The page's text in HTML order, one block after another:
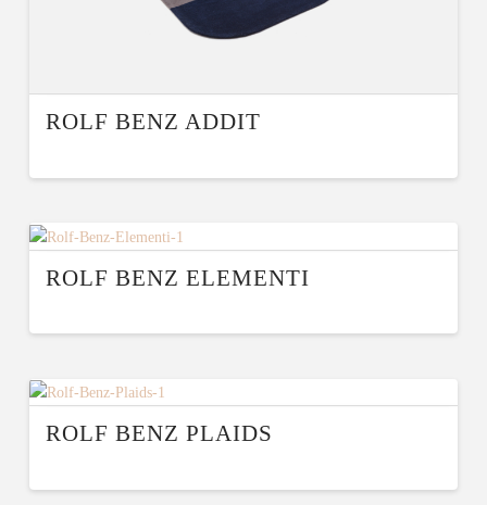
ROLF BENZ ADDIT
ROLF BENZ ELEMENTI
ROLF BENZ PLAIDS